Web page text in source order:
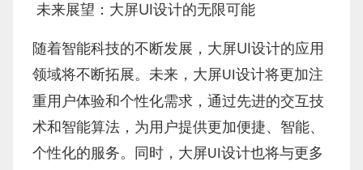
未来展望：大屏UI设计的无限可能
随着智能科技的不断发展，大屏UI设计的应用
领域将不断拓展。未来，大屏UI设计将更加注
重用户体验和个性化需求，通过先进的交互技
术和智能算法，为用户提供更加便捷、智能、
个性化的服务。同时，大屏UI设计也将与更多